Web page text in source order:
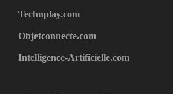
Technplay.com
Objetconnecte.com
Intelligence-Artificielle.com